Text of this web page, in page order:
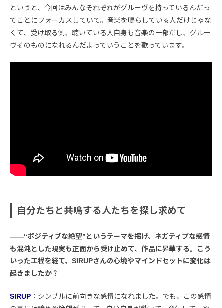
というと、今回はみんなそれぞれがグルーヴを持っているんだっ
てことにフォーカスしていて。音楽を鳴らしている人だけじゃな
くて、受け取る側、聴いている人自身も音楽の一部だし、グルー
ヴそのものになれるんだよっていうことを歌っています。
自分たちと共鳴する人たちを探し求めて
――“ポジティブな絶望”というテーマを掲げ、ネガティブな感情
も混沌とした現実も正面から受け止めて、作品に昇華する。こう
いった工程を経て、SIRUPさんの心境やマインドセットに変化は
起きましたか？
SIRUP ：シンプルに前向きな感情になれました。でも、この感情